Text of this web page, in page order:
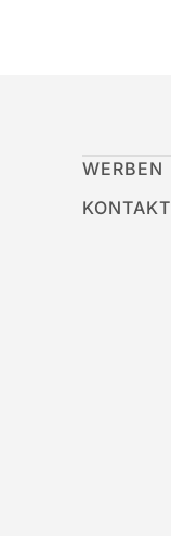
WERBEN
KONTAKT